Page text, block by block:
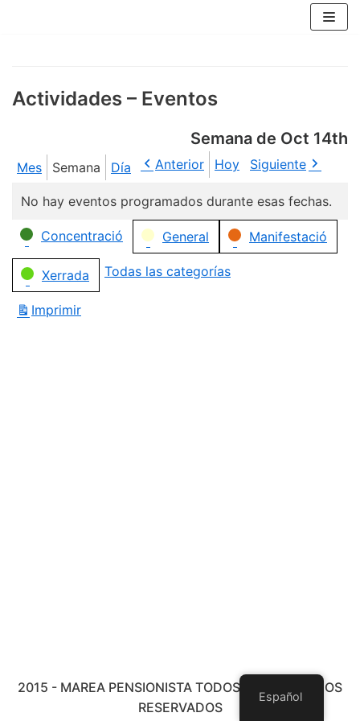
Actividades – Eventos
Semana de Oct 14th
Mes Semana Día Anterior Hoy Siguiente
No hay eventos programados durante esas fechas.
Categorías
Concentració General Manifestació
Xerrada Todas las categorías
Imprimir
2015 - MAREA PENSIONISTA TODOS LOS DERECHOS
RESERVADOS
Español